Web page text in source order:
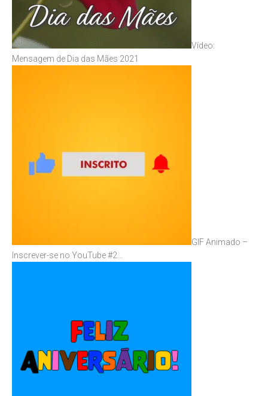
Vídeo:
Mensagem de Dia das Mães 2021
GIF Animado –
Inscrever-se no YouTube #2…